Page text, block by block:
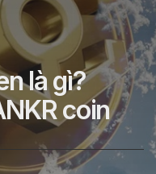
là gì?
coin